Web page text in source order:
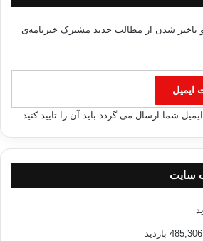
باخبر شدن از مطالب جدید مشترک خبرنامه‌ی
شما ارسال می گردد باید آن را تایید کنید.
سایت